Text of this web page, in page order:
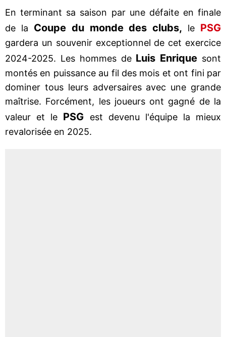
En terminant sa saison par une défaite en finale
de la
Coupe du monde des clubs, le PSG
gardera un souvenir exceptionnel de cet exercice
2024-2025. Les hommes de Luis Enrique sont
montés en puissance au fil des mois et ont fini par
dominer tous leurs adversaires avec une grande
maîtrise. Forcément, les joueurs ont gagné de la
valeur et le PSG
est devenu l'équipe la mieux
revalorisée en 2025.